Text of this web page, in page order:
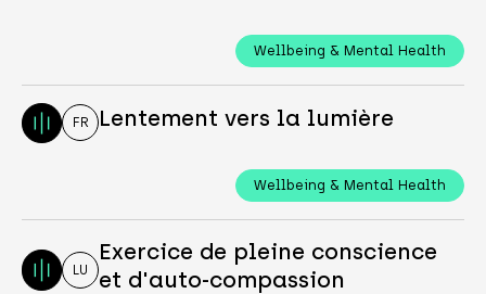
Wellbeing & Mental Health
FR Lentement vers la lumière
Wellbeing & Mental Health
LU
Exercice de pleine conscience
et d'auto-compassion